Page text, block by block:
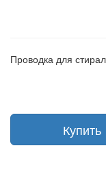
Проводка для